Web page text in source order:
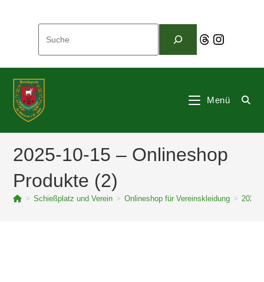
ThreadsInstagram
Menü
2025-10-15 – Onlineshop
Produkte (2)
> Schießplatz und Verein > Onlineshop für Vereinskleidung > 2025-